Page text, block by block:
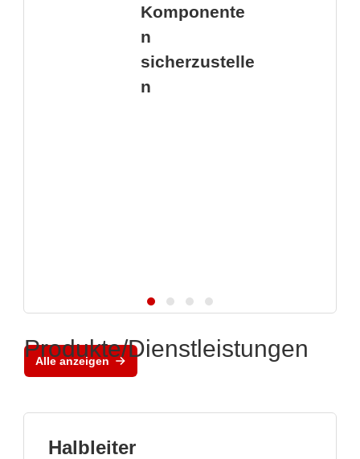
Komponente
n
sicherzustelle
n
Alle anzeigen
Produkte/Dienstleistungen
Halbleiter